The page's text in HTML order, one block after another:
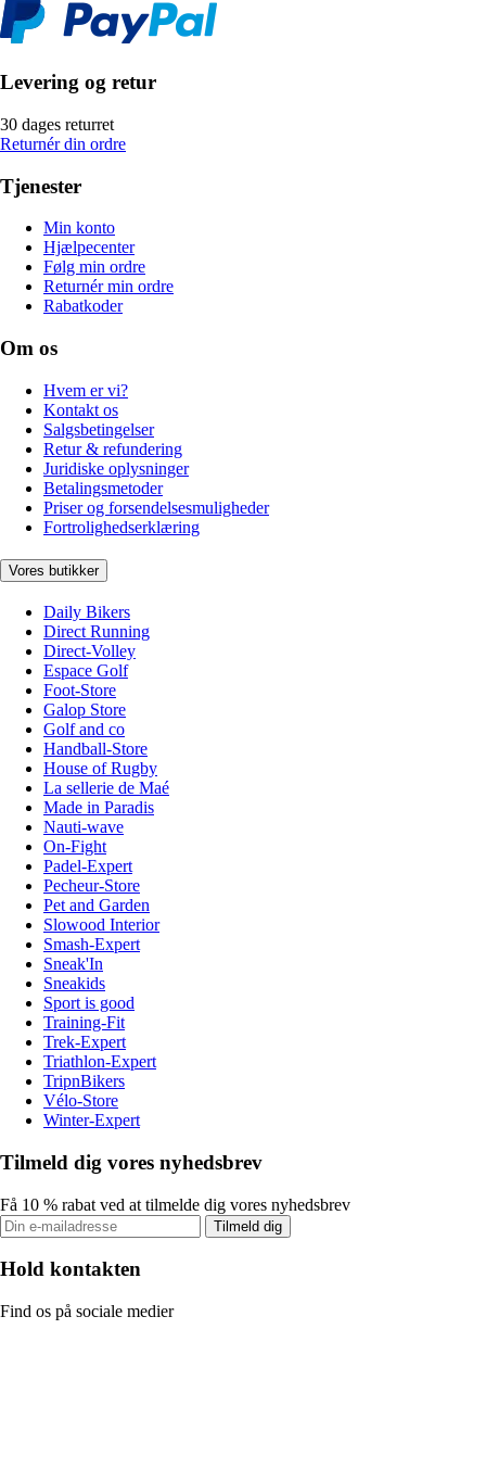
Levering og retur
30 dages returret
Returnér din ordre
Tjenester
Min konto
Hjælpecenter
Følg min ordre
Returnér min ordre
Rabatkoder
Om os
Hvem er vi?
Kontakt os
Salgsbetingelser
Retur & refundering
Juridiske oplysninger
Betalingsmetoder
Priser og forsendelsesmuligheder
Fortrolighedserklæring
Vores butikker
Daily Bikers
Direct Running
Direct-Volley
Espace Golf
Foot-Store
Galop Store
Golf and co
Handball-Store
House of Rugby
La sellerie de Maé
Made in Paradis
Nauti-wave
On-Fight
Padel-Expert
Pecheur-Store
Pet and Garden
Slowood Interior
Smash-Expert
Sneak'In
Sneakids
Sport is good
Training-Fit
Trek-Expert
Triathlon-Expert
TripnBikers
Vélo-Store
Winter-Expert
Tilmeld dig vores nyhedsbrev
Få 10 % rabat ved at tilmelde dig vores nyhedsbrev
Tilmeld dig
Hold kontakten
Find os på sociale medier